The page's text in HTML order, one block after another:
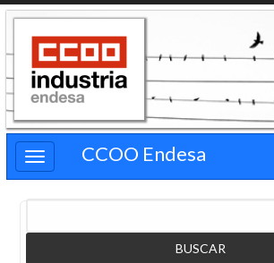
Pasar
contenido
principal
CCOO Endesa